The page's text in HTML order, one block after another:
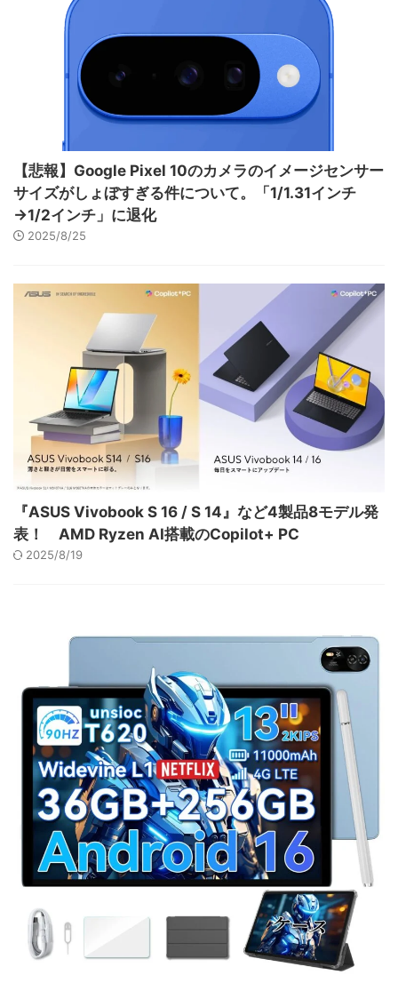
【悲報】Google Pixel 10のカメラのイメージセンサー
サイズがしょぼすぎる件について。「1/1.31インチ
→1/2インチ」に退化
2025/8/25
『ASUS Vivobook S 16 / S 14』など4製品8モデル発
表！ AMD Ryzen AI搭載のCopilot+ PC
2025/8/19